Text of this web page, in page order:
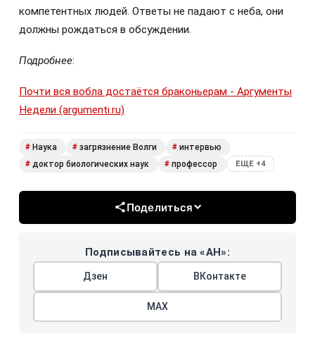
компетентных людей. Ответы не падают с неба, они
должны рождаться в обсуждении.
Подробнее:
Почти вся вобла достаётся браконьерам - Аргументы
Недели (argumenti.ru)
# Наука # загрязнение Волги # интервью
# доктор биологических наук # профессор ЕЩЕ +4
Поделиться
Подписывайтесь на «АН»:
Дзен ВКонтакте
МАХ